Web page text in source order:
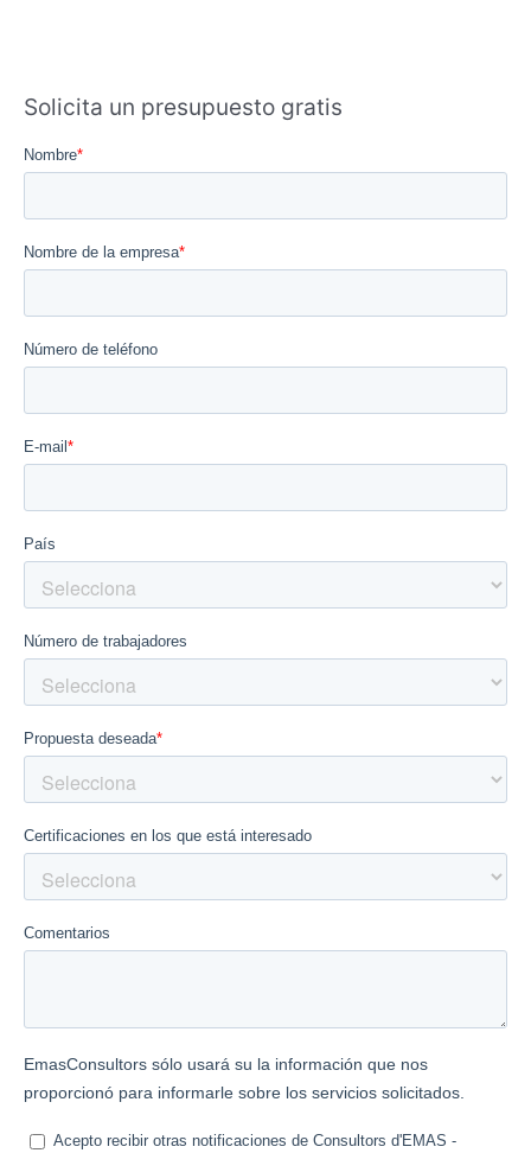
Solicita un presupuesto gratis